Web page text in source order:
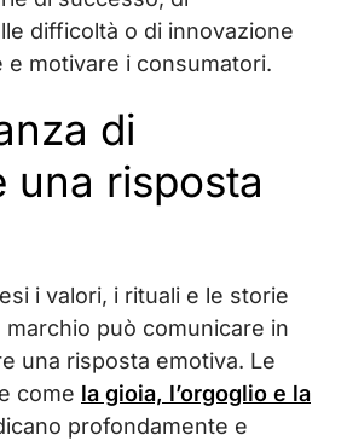
difficoltà o di innovazione
e motivare i consumatori.
di
una risposta
i valori, i rituali e le storie
marchio può comunicare in
una risposta emotiva. Le
come la gioia, l’orgoglio e la
profondamente e